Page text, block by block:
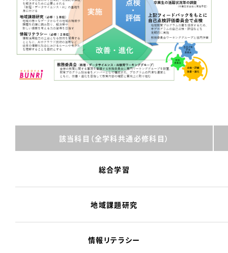
該当科目（全学科共通必修科目）
総合学習
地域課題研究
情報リテラシー